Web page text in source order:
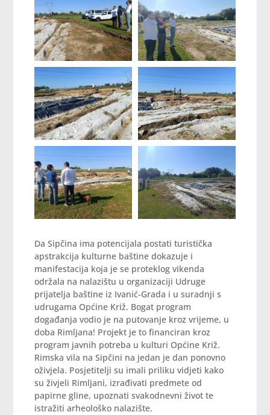
Da Sipčina ima potencijala postati turistička
apstrakcija kulturne baštine dokazuje i
manifestacija koja je se proteklog vikenda
održala na nalazištu u organizaciji Udruge
prijatelja baštine iz Ivanić-Grada i u suradnji s
udrugama Općine Križ. Bogat program
događanja vodio je na putovanje kroz vrijeme, u
doba Rimljana! Projekt je to financiran kroz
program javnih potreba u kulturi Općine Križ.
Rimska vila na Sipčini na jedan je dan ponovno
oživjela. Posjetitelji su imali priliku vidjeti kako
su živjeli Rimljani, izrađivati predmete od
papirne gline, upoznati svakodnevni život te
istražiti arheološko nalazište.